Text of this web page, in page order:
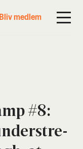
Bliv medlem
#8: